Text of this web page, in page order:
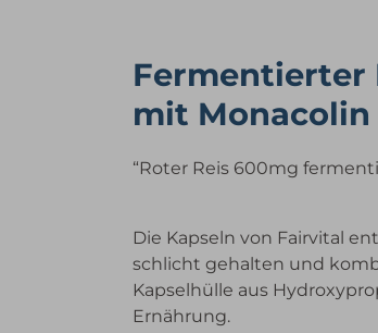
Fermentierter
mit Monacolin
“Roter Reis 600mg
Die Kapseln von Fairvital
schlicht gehalten und
Kapselhülle aus
Ernährung.